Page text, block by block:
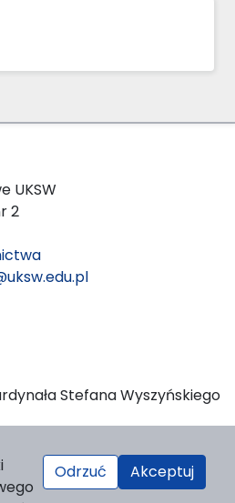
UKSW
2
Stefana Wyszyńskiego
OJS/PKP
Odrzuć Akceptuj